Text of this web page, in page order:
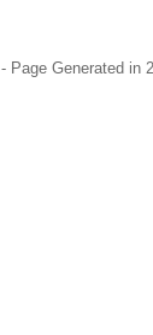
- Page Generated in